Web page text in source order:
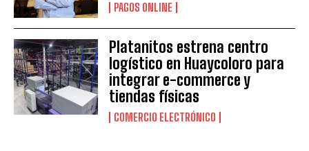
PAGOS ONLINE
Platanitos estrena centro
logístico en Huaycoloro para
integrar e-commerce y
tiendas físicas
COMERCIO ELECTRÓNICO